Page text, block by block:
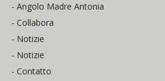
- Angolo Madre Antonia
- Collabora
- Notizie
- Notizie
- Contatto